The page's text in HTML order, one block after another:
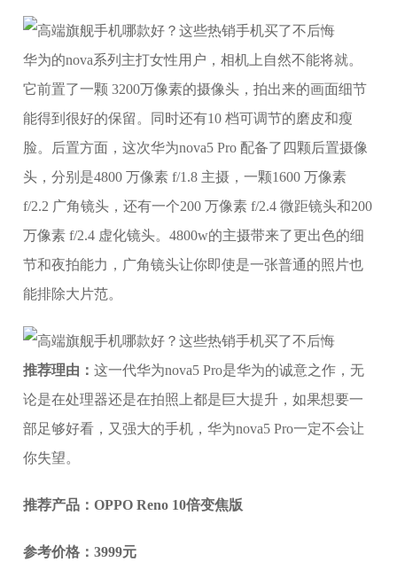
华为的nova系列主打女性用户，相机上自然不能将就。
它前置了一颗 3200万像素的摄像头，拍出来的画面细节
能得到很好的保留。同时还有10 档可调节的磨皮和瘦
脸。后置方面，这次华为nova5 Pro 配备了四颗后置摄像
头，分别是4800 万像素 f/1.8 主摄，一颗1600 万像素
f/2.2 广角镜头，还有一个200 万像素 f/2.4 微距镜头和200
万像素 f/2.4 虚化镜头。4800w的主摄带来了更出色的细
节和夜拍能力，广角镜头让你即使是一张普通的照片也
能排除大片范。
推荐理由：这一代华为nova5 Pro是华为的诚意之作，无
论是在处理器还是在拍照上都是巨大提升，如果想要一
部足够好看，又强大的手机，华为nova5 Pro一定不会让
你失望。
推荐产品：OPPO Reno 10倍变焦版
参考价格：3999元